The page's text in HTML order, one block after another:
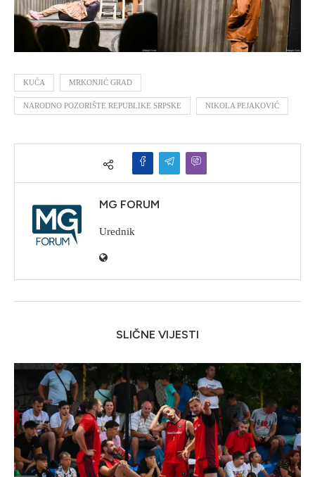
KUĆA MRKONJIĆ GRAD
NARODNO POZORIŠTE REPUBLIKE SRPSKE NIKOLA PEJAKOVIĆ
MG FORUM
Urednik
SLIČNE VIJESTI